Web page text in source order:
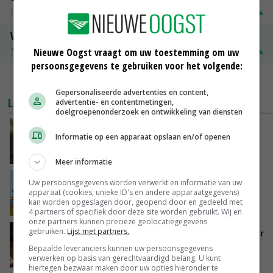
Groningen
€ 197,00
Volle melkpoeder
Zuivel NL
€ 345,00 € 20,00
LAATSTE NIEUWS
zorgen voor meer balans’
Internationale vraag naar geitenzuivel blijft
groot: Nederland in Europese top
GISTEREN, 15:33
Vlaamse varkensstapel krimpt, pluimveesector
groeit door schaalvergroting
GISTEREN, 15:20
Nieuwe Oogst vraagt om uw toestemming om uw
persoonsgegevens te gebruiken voor het volgende:
Gepersonaliseerde advertenties en content,
advertentie- en contentmetingen,
doelgroepenonderzoek en ontwikkeling van diensten
Informatie op een apparaat opslaan en/of openen
Meer informatie
Uw persoonsgegevens worden verwerkt en informatie van uw
apparaat (cookies, unieke ID's en andere apparaatgegevens)
kan worden opgeslagen door, geopend door en gedeeld met
4 partners of specifiek door deze site worden gebruikt. Wij en
onze partners kunnen precieze geolocatiegegevens
gebruiken. Lijst met partners.
Bepaalde leveranciers kunnen uw persoonsgegevens
verwerken op basis van gerechtvaardigd belang. U kunt
hiertegen bezwaar maken door uw opties hieronder te